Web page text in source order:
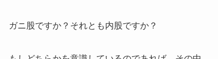
ガニ股ですか？それとも内股ですか？